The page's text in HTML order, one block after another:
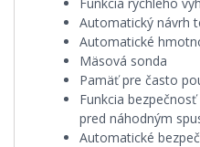
Automatický návrh
Automatické
Mäsová sonda
Pamäť pre často
Funkcia bezpečnosť
pred náhodným
Automatické